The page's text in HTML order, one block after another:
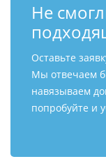
Не
Оставьте
Мы отвечаем
навязываем
попробуйте и